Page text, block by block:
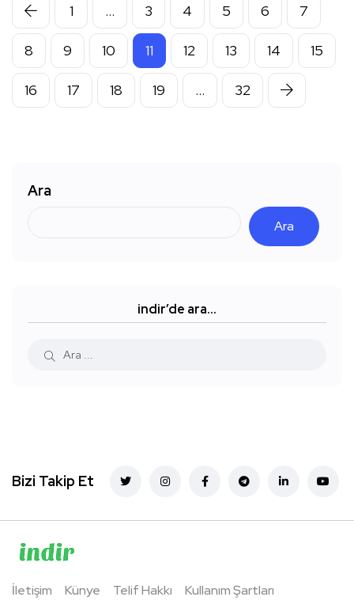
1 … 3 4 5 6 7
8 9 10 11 12 13 14 15
16 17 18 19 … 32
Ara
Ara
indir’de ara…
Bizi Takip Et
İletişim Künye Telif Hakkı
Kullanım Şartları